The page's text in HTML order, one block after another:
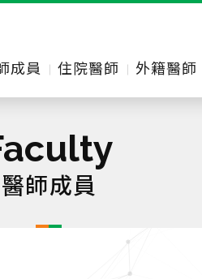
成員 住院醫師 外籍醫師
醫師成員